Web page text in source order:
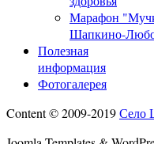
Марафон
Шапкино-
Полезная
информация
Фотогалерея
Content © 2009-2019Село